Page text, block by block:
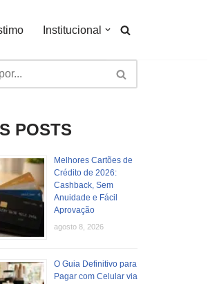
Institucional
POSTS
Melhores Cartões de
Crédito de 2026:
Cashback, Sem
Anuidade e Fácil
Aprovação
agosto 8, 2026
O Guia Definitivo para
Pagar com Celular via